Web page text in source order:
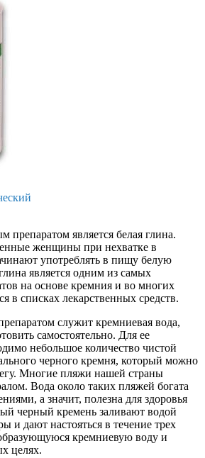
является белая глина.
женщины при нехватке в
употреблять в пищу белую
является одним из самых
на основе кремния и во многих
в списках лекарственных средств.
служит кремниевая вода,
самостоятельно. Для ее
небольшое количество чистой
черного кремня, который можно
Многие пляжи нашей страны
Вода около таких пляжей богата
а значит, полезна для здоровья
черный кремень заливают водой
и дают настояться в течение трех
кремниевую воду и
целях.